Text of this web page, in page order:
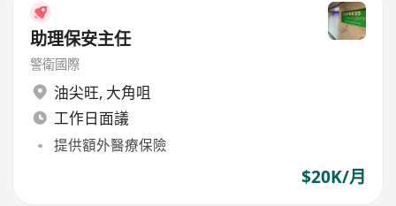
助理保安主任
警衛國際
油尖旺, 大角咀
工作日面議
提供額外醫療保險
$20K/月